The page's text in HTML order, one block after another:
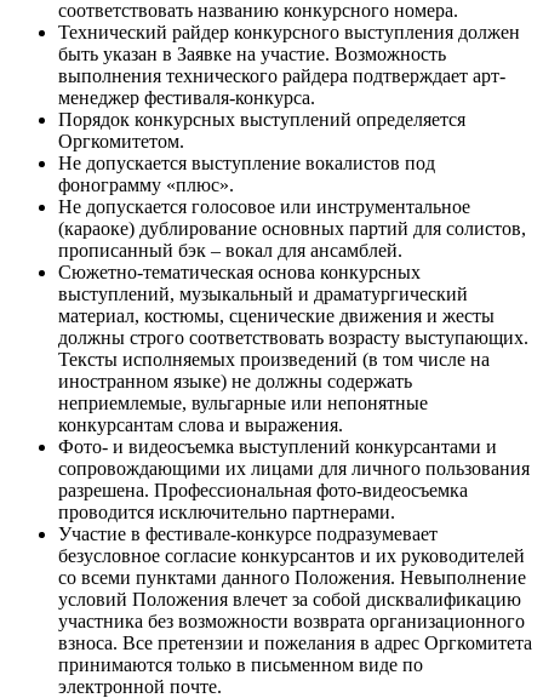
соответствовать названию конкурсного номера.
Технический райдер конкурсного выступления должен
быть указан в Заявке на участие. Возможность
выполнения технического райдера подтверждает арт-
менеджер фестиваля-конкурса.
Порядок конкурсных выступлений определяется
Оргкомитетом.
Не допускается выступление вокалистов под
фонограмму «плюс».
Не допускается голосовое или инструментальное
(караоке) дублирование основных партий для солистов,
прописанный бэк – вокал для ансамблей.
Сюжетно-тематическая основа конкурсных
выступлений, музыкальный и драматургический
материал, костюмы, сценические движения и жесты
должны строго соответствовать возрасту выступающих.
Тексты исполняемых произведений (в том числе на
иностранном языке) не должны содержать
неприемлемые, вульгарные или непонятные
конкурсантам слова и выражения.
Фото- и видеосъемка выступлений конкурсантами и
сопровождающими их лицами для личного пользования
разрешена. Профессиональная фото-видеосъемка
проводится исключительно партнерами.
Участие в фестивале-конкурсе подразумевает
безусловное согласие конкурсантов и их руководителей
со всеми пунктами данного Положения. Невыполнение
условий Положения влечет за собой дисквалификацию
участника без возможности возврата организационного
взноса. Все претензии и пожелания в адрес Оргкомитета
принимаются только в письменном виде по
электронной почте.